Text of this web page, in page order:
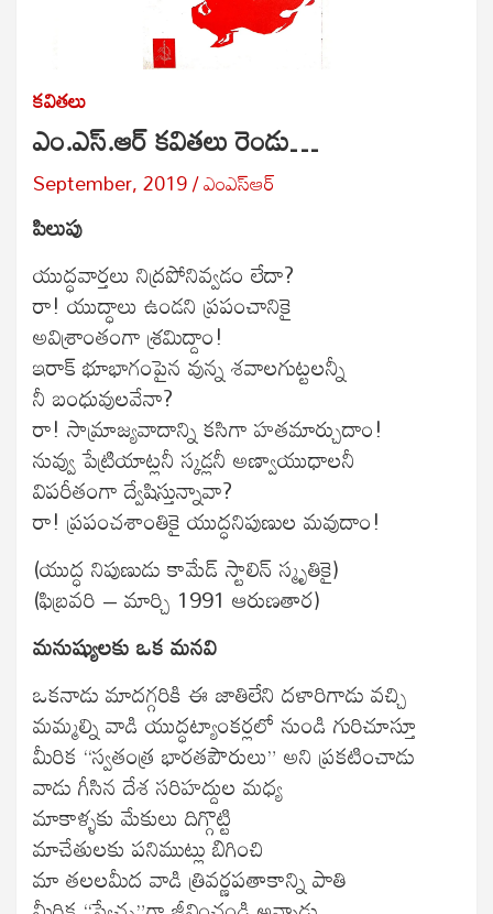
కవితలు
ఎం.ఎస్.ఆర్ కవితలు రెండు…
September, 2019 ఎంఎస్ఆర్
పిలుపు
యుద్ధవార్తలు నిద్రపోనివ్వడం లేదా?
రా! యుద్ధాలు ఉండని ప్రపంచానికై
అవిశ్రాంతంగా శ్రమిద్దాం!
ఇరాక్ భూభాగంపైన వున్న శవాలగుట్టలన్నీ
నీ బంధువులవేనా?
రా! సామ్రాజ్యవాదాన్ని కసిగా హతమార్చుదాం!
నువ్వు పేట్రియాట్లనీ స్కడ్లనీ అణ్వాయుధాలనీ
విపరీతంగా ద్వేషిస్తున్నావా?
రా! ప్రపంచశాంతికై యుద్ధనిపుణుల మవుదాం!
(యుద్ధ నిపుణుడు కామేడ్ స్టాలిన్ స్మృతికై)
(ఫిబ్రవరి – మార్చి 1991 ఆరుణతార)
మనుష్యులకు ఒక మనవి
ఒకనాడు మాదగ్గరికి ఈ జాతిలేని దళారిగాడు వచ్చి
మమ్మల్ని వాడి యుద్ధట్యాంకర్లలో నుండి గురిచూస్తూ
మీరిక “స్వతంత్ర భారతపౌరులు” అని ప్రకటించాడు
వాడు గీసిన దేశ సరిహద్దుల మధ్య
మాకాళ్ళకు మేకులు దిగ్గొట్టి
మాచేతులకు పనిముట్లు బిగించి
మా తలలమీద వాడి త్రివర్ణపతాకాన్ని పాతి